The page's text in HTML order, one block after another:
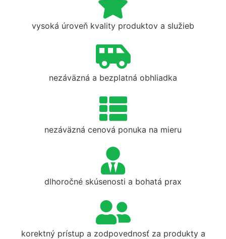
vysoká úroveň kvality produktov a služieb
nezáväzná a bezplatná obhliadka
nezáväzná cenová ponuka na mieru
dlhoročné skúsenosti a bohatá prax
korektný prístup a zodpovednosť za produkty a